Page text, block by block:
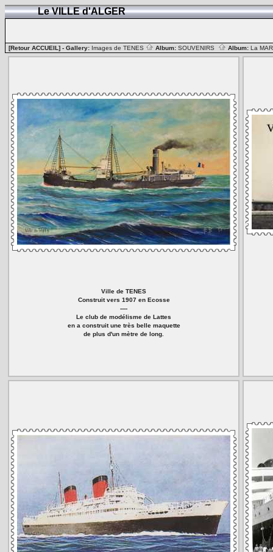
Le VILLE d'ALGER
[Retour ACCUEIL] - Gallery: Images de TENES Album: SOUVENIRS Album: La
Ville de TENES
Construit vers 1907 en Ecosse
----
Le club de modélisme de Lattes
en a construit une très belle maquette
de plus d'un mètre de long.